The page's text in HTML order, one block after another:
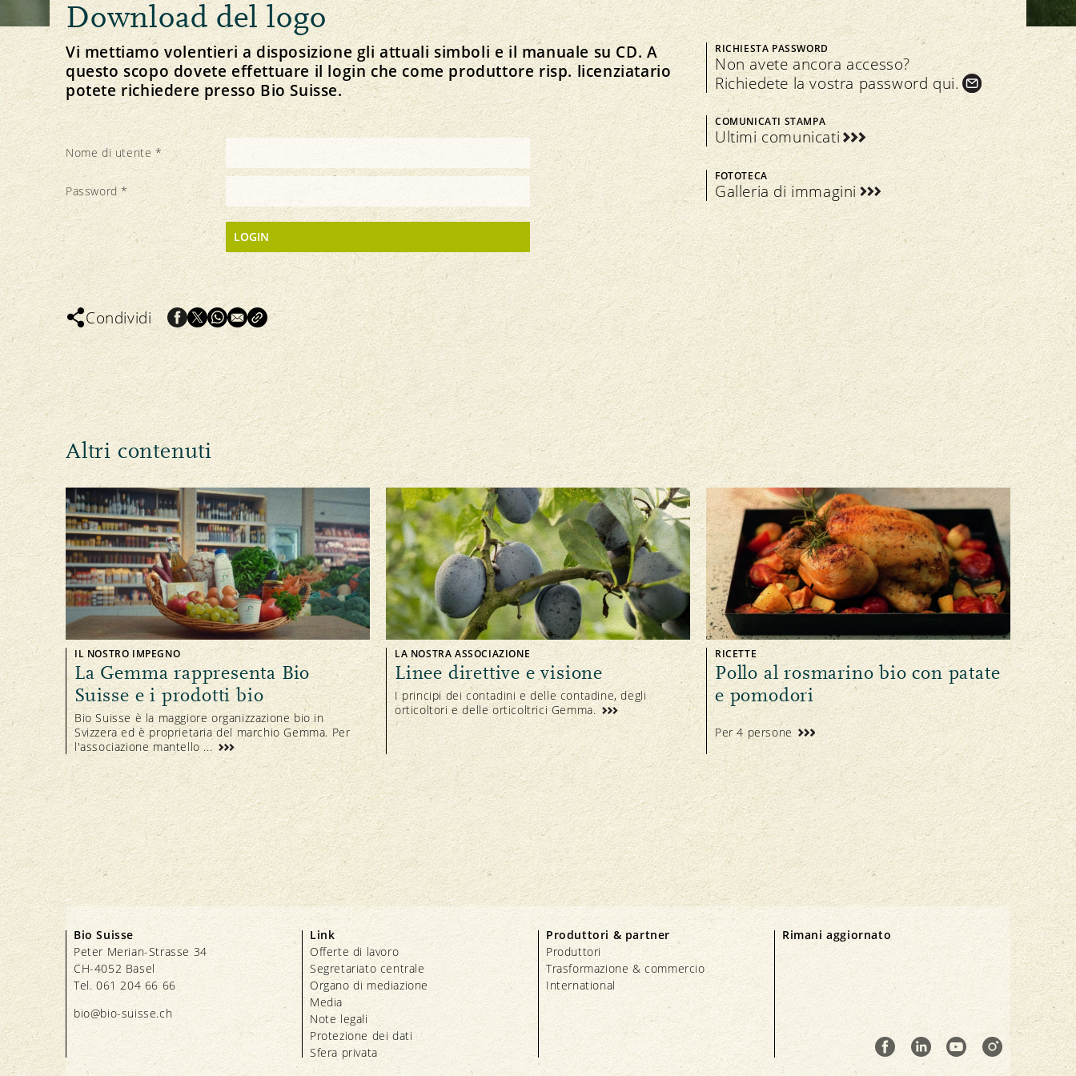
Principio della Gemma
Il nostro marchio
Salute degli animali
Protezione delle risorse
Suolo
Piante
Acqua
Clima
Mercato
Trasparenza
Direttive
Controllo
Importazione
Assicurazione della qualità
Allevamento degli animali e foraggiamento
Importazione
Politica
Linee direttive e visione
Strategia
Assemblea dei delegati
Media
Comunicati stampa
Download di foto
Download del logo
Offerte di lavoro
Organo di mediazione
In seno all’associazione
Direttive
Commercio specializzato bio
Ricette Gemma Manifestazioni
Bio-Simposio
Download del logo
Vi mettiamo volentieri a disposizione gli attuali simboli e il manuale su CD. A
questo scopo dovete effettuare il login che come produttore risp. licenziatario
potete richiedere presso Bio Suisse.
Nome di utente *
Password*
Condividi
RICHIESTA PASSWORD
Non avete ancora accesso?
Richiedete la vostra password qui.
COMUNICATI STAMPA
Ultimi comunicati
FOTOTECA
Galleria di immagini
Altri contenuti
IL NOSTRO IMPEGNO
La Gemma rappresenta Bio
Suisse e i prodotti bio
Bio Suisse è la maggiore organizzazione bio in
Svizzera ed è proprietaria del marchio Gemma. Per
l'associazione mantello ...
LA NOSTRA ASSOCIAZIONE
Linee direttive e visione
I principi dei contadini e delle contadine, degli
orticoltori e delle orticoltrici Gemma.
RICETTE
Pollo al rosmarino bio con patate
e pomodori
Per 4 persone
Bio Suisse
Peter Merian-Strasse 34
CH-4052 Basel
Tel. 061 204 66 66
bio@bio-suisse.ch
Link
Offerte di lavoro
Segretariato centrale
Organo di mediazione
Media
Note legali
Protezione dei dati
Sfera privata
Produttori & partner
Produttori
Trasformazione & commercio
International
Rimani aggiornato